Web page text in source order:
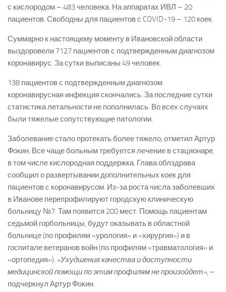
с кислородом – 483 человека. На аппаратах ИВЛ – 20
пациентов. Свободны для пациентов с COVID-19 – 120 коек.
Суммарно к настоящему моменту в Ивановской области
выздоровели 7127 пациентов с подтвержденным диагнозом
коронавирус. За сутки выписаны 49 человек.
138 пациентов с подтвержденным диагнозом
коронавирусная инфекция скончались. За последние сутки
статистика летальности не пополнилась. Во всех случаях
были тяжелые сопутствующие патологии.
Заболевание стало протекать более тяжело, отметил Артур
Фокин. Все чаще больным требуется лечение в стационаре,
в том числе кислородная поддержка. Глава облздрава
сообщил о развертывании дополнительных коек для
пациентов с коронавирусом. Из-за роста числа заболевших
в Иванове перепрофилируют городскую клиническую
больницу №7. Там появится 200 мест. Помощь пациентам
седьмой горбольницы, будут оказывать в областной
больнице (по профилям «урология» и «хирургия») и в
госпитале ветеранов войн (по профилям «травматология» и
«ортопедия»). «Ухудшения качества и доступности
медицинской помощи по этим профилям не произойдет», –
подчеркнул Артур Фокин.